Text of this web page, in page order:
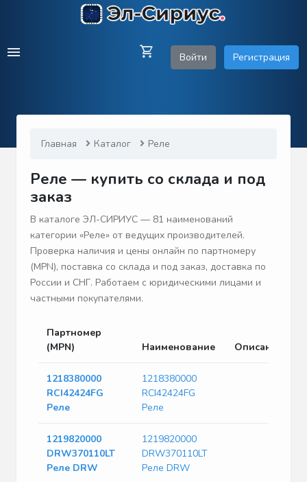
Войти Регистрация
Главная Каталог Реле
Реле — купить со склада и под
заказ
В каталоге ЭЛ-СИРИУС — 81 наименований
категории «Реле» от ведущих производителей.
Проверка наличия и цены онлайн по партномеру
(MPN), поставка со склада и под заказ, доставка по
России и СНГ. Работаем с юридическими лицами и
частными покупателями.
Партномер
(MPN)
Наименование Описание
1218380000
RCI42424FG
Реле
1218380000
RCI42424FG
Реле
1219820000
DRW370110LT
Реле DRW
1219820000
DRW370110LT
Реле DRW